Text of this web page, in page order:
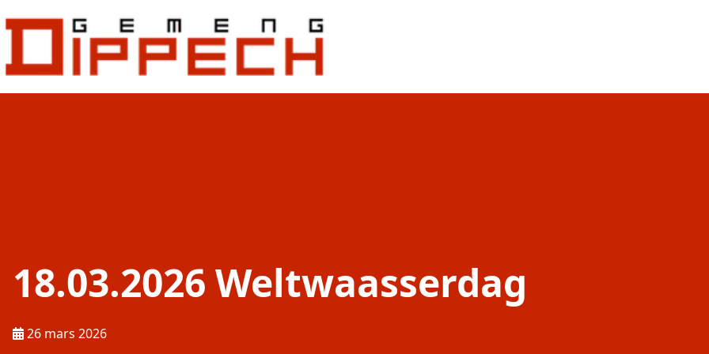
18.03.2026 Weltwaasserdag
Publié le :
26 mars 2026